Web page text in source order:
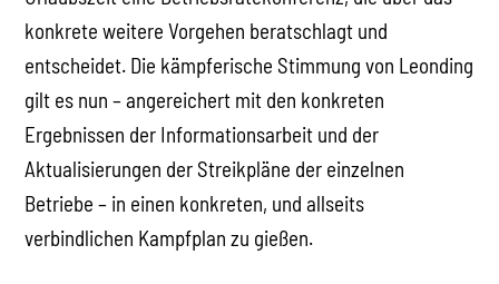
konkrete weitere Vorgehen beratschlagt und
entscheidet. Die kämpferische Stimmung von Leonding
gilt es nun – angereichert mit den konkreten
Ergebnissen der Informationsarbeit und der
Aktualisierungen der Streikpläne der einzelnen
Betriebe – in einen konkreten, und allseits
verbindlichen Kampfplan zu gießen.